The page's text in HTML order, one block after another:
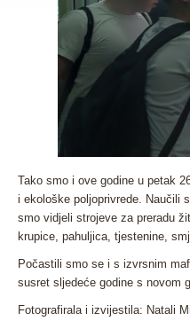
Tako smo i ove godine u petak
i ekološke poljoprivrede. Naučili
smo vidjeli strojeve za preradu
krupice, pahuljica, tjestenine,
Počastili smo se i s izvrsnim
susret sljedeće godine s novom
Fotografirala i izvijestila: Natali